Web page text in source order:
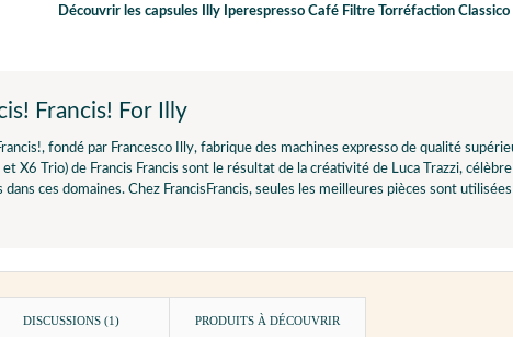
Découvrir les capsules Illy Iperespresso Café Filtre Torréfaction Classico
Francis! For Illy
fondé par Francesco Illy, fabrique des machines expresso de qualité
et X6 Trio) de Francis Francis sont le résultat de la créativité de Luca Trazzi,
dans ces domaines. Chez FrancisFrancis, seules les meilleures pièces sont
DISCUSSIONS (1) PRODUITS À DÉCOUVRIR